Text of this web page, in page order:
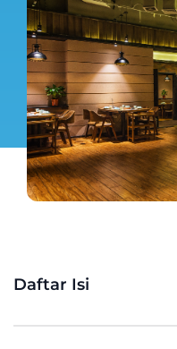
Daftar Isi